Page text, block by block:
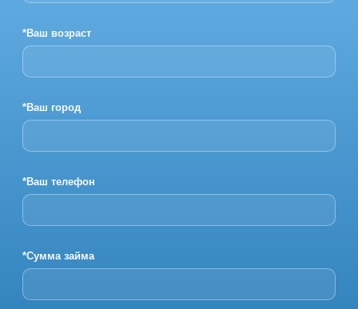
*Ваш возраст
*Ваш город
*Ваш телефон
*Сумма займа